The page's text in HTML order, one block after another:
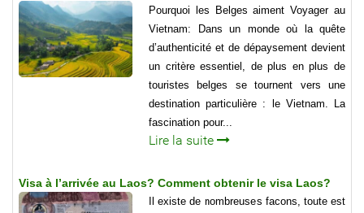
Pourquoi les Belges aiment Voyager au
Vietnam: Dans un monde où la quête
d’authenticité et de dépaysement devient
un critère essentiel, de plus en plus de
touristes belges se tournent vers une
destination particulière : le Vietnam. La
fascination pour...
Lire la suite
Visa à l’arrivée au Laos? Comment obtenir le visa Laos?
Il existe de nombreuses facons, toute est